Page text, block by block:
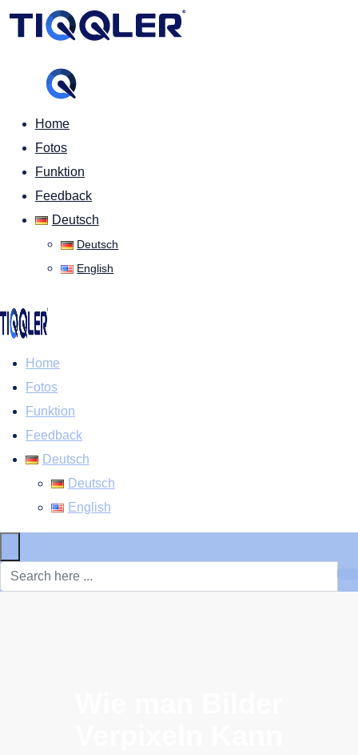
Home
Fotos
Funktion
Feedback
Deutsch
Deutsch
English
Home
Fotos
Funktion
Feedback
Deutsch
Deutsch
English